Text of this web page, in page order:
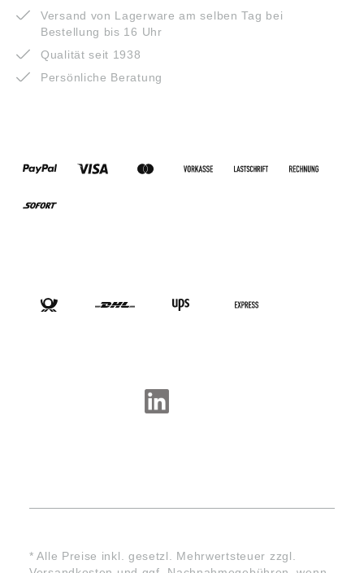
Versand von Lagerware am selben Tag bei
Bestellung bis 16 Uhr
Qualität seit 1938
Persönliche Beratung
* Alle Preise inkl. gesetzl. Mehrwertsteuer zzgl.